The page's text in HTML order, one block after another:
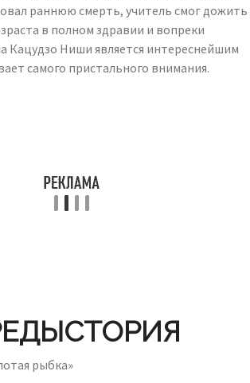
раннюю смерть, учитель смог дожить
в полном здравии и вопреки
Кацудзо Ниши является интереснейшим
самого пристального внимания.